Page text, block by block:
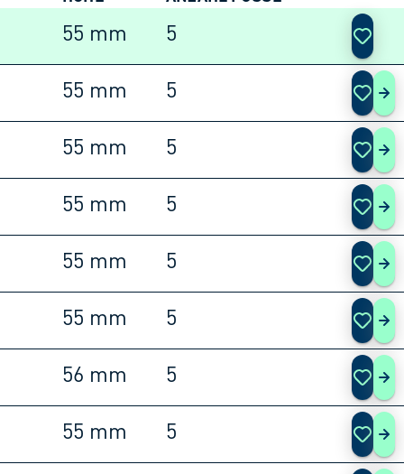
55 mm 5
55 mm 5
55 mm 5
55 mm 5
55 mm 5
55 mm 5
56 mm 5
55 mm 5